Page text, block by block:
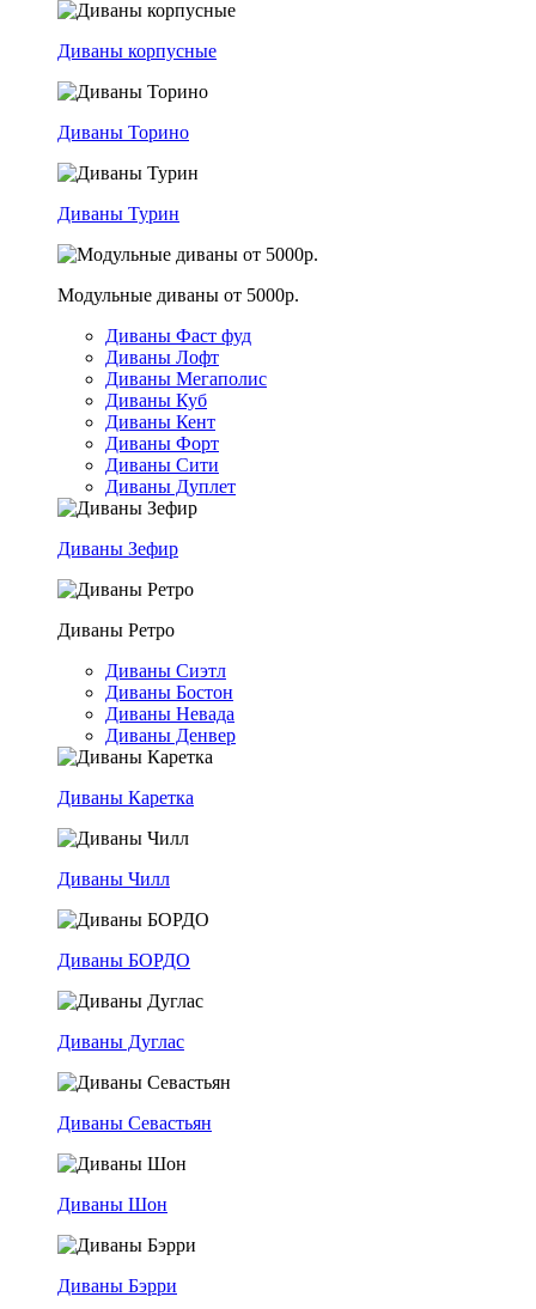
Диваны корпусные
Диваны Торино
Диваны Турин
Модульные диваны от 5000р.
Диваны Фаст фуд
Диваны Лофт
Диваны Мегаполис
Диваны Куб
Диваны Кент
Диваны Форт
Диваны Сити
Диваны Дуплет
Диваны Зефир
Диваны Ретро
Диваны Сиэтл
Диваны Бостон
Диваны Невада
Диваны Денвер
Диваны Каретка
Диваны Чилл
Диваны БОРДО
Диваны Дуглас
Диваны Севастьян
Диваны Шон
Диваны Бэрри